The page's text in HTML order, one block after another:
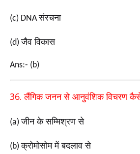
(c) DNAसंरचना
(d)जैव विकास
Ans:- (b)
36.लैंगिक जनन से आनुवंशिक विचरण कैसे
(a)जीन के सम्मिश्रण से
(b)क्रोमोसोम में बदलाव से